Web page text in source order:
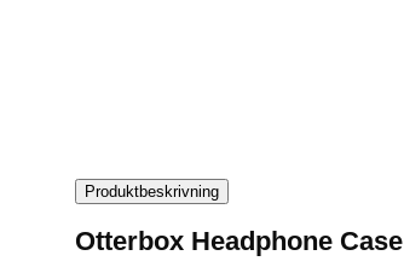
Produktbeskrivning
Otterbox Headphone Case